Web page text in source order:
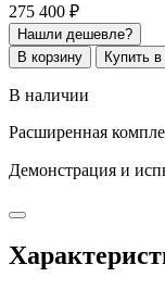
275 400 ₽
Нашли дешевле?
В корзину
Купить
В наличии
Расширенная
Демонстрация и